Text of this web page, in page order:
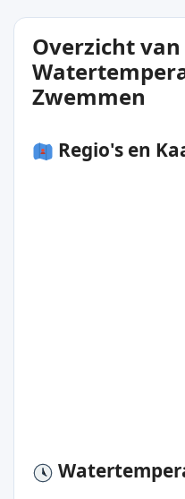
Overzicht van
Zwemmen
Regio's en